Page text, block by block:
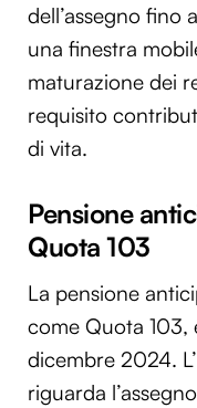
dell’assegno fino
una finestra
maturazione dei
requisito
di vita.
Pensione
Quota 103
La pensione
come Quota 103,
dicembre 2024.
riguarda